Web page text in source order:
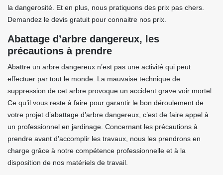
la dangerosité. Et en plus, nous pratiquons des prix pas chers.
Demandez le devis gratuit pour connaitre nos prix.
Abattage d’arbre dangereux, les
précautions à prendre
Abattre un arbre dangereux n’est pas une activité qui peut
effectuer par tout le monde. La mauvaise technique de
suppression de cet arbre provoque un accident grave voir mortel.
Ce qu’il vous reste à faire pour garantir le bon déroulement de
votre projet d’abattage d’arbre dangereux, c’est de faire appel à
un professionnel en jardinage. Concernant les précautions à
prendre avant d’accomplir les travaux, nous les prendrons en
charge grâce à notre compétence professionnelle et à la
disposition de nos matériels de travail.